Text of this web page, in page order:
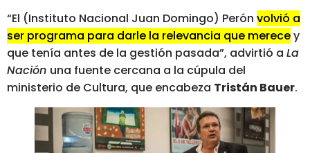
“El (Instituto Nacional Juan Domingo) Perón volvió a
ser programa para darle la relevancia que merecey
que tenía antes de la gestión pasada”, advirtió a La
Nación una fuente cercana a la cúpula del
ministerio de Cultura, que encabeza Tristán Bauer.